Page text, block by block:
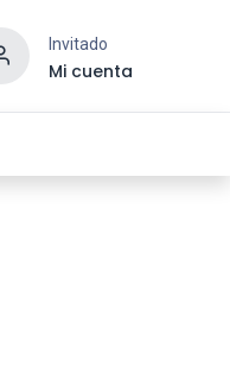
Invitado
Mi cuenta